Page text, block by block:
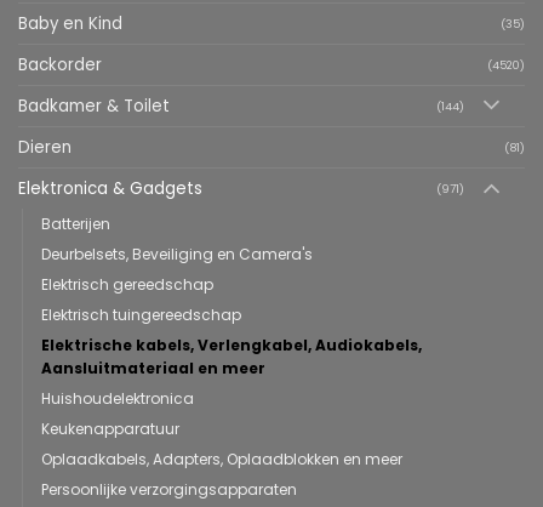
Baby en Kind (35)
Backorder (4520)
Badkamer & Toilet (144)
Dieren (81)
Elektronica & Gadgets (971)
Batterijen
Deurbelsets, Beveiliging en Camera's
Elektrisch gereedschap
Elektrisch tuingereedschap
Elektrische kabels, Verlengkabel, Audiokabels,
Aansluitmateriaal en meer
Huishoudelektronica
Keukenapparatuur
Oplaadkabels, Adapters, Oplaadblokken en meer
Persoonlijke verzorgingsapparaten